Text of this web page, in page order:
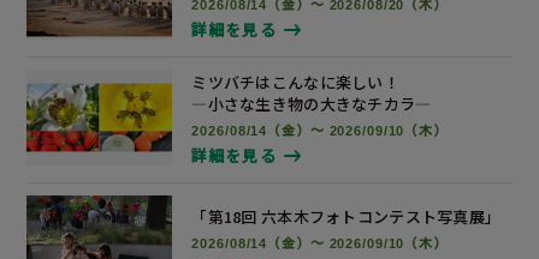
2026/08/14（金）～ 2026/08/20（木）
詳細を見る
ミツバチはこんなに楽しい！
―小さな生き物の大きなチカラ―
2026/08/14（金）～ 2026/09/10（木）
詳細を見る
「第18回 六本木フォトコンテスト写真展」
2026/08/14（金）～ 2026/09/10（木）